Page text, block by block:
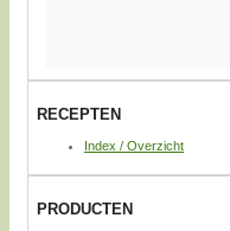
RECEPTEN
Index / Overzicht
PRODUCTEN